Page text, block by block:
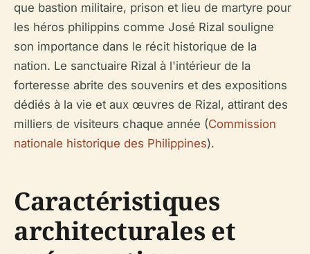
que bastion militaire, prison et lieu de martyre pour
les héros philippins comme José Rizal souligne
son importance dans le récit historique de la
nation. Le sanctuaire Rizal à l'intérieur de la
forteresse abrite des souvenirs et des expositions
dédiés à la vie et aux œuvres de Rizal, attirant des
milliers de visiteurs chaque année (Commission
nationale historique des Philippines).
Caractéristiques
architecturales et